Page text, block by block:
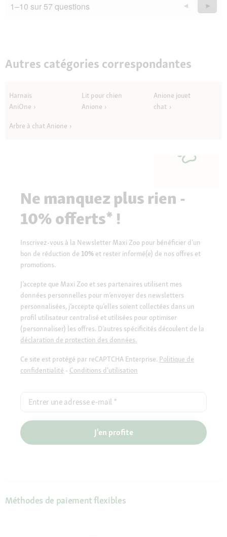
1–10 sur 57 questions
Précédent
Questions
◄ ►
Autres catégories correspondantes
Harnais
AniOne
Lit pour chien
Anione
Anione jouet
chat
Arbre à chat Anione
Ne manquez plus rien -
10% offerts* !
Inscrivez-vous à la Newsletter Maxi Zoo pour bénéficier d’un
bon de réduction de 10% et rester informé(e) de nos offres et
promotions.
J’accepte que Maxi Zoo et ses partenaires utilisent mes
données personnelles pour m’envoyer des newsletters
personnalisées, j’accepte qu’elles soient collectées dans un
profil utilisateur centralisé et utilisées pour optimiser
(personnaliser) les offres. D’autres spécificités découlent de la
déclaration de protection des données.
Ce site est protégé par reCAPTCHA Enterprise. Politique de
confidentialité - Conditions d'utilisation
Entrer une adresse e-mail *
J'en profite
Méthodes de paiement flexibles